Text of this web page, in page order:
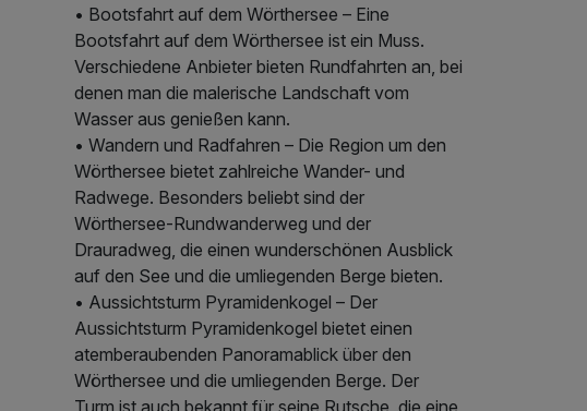
• Bootsfahrt auf dem Wörthersee – Eine
Bootsfahrt auf dem Wörthersee ist ein Muss.
Verschiedene Anbieter bieten Rundfahrten an, bei
denen man die malerische Landschaft vom
Wasser aus genießen kann.
• Wandern und Radfahren – Die Region um den
Wörthersee bietet zahlreiche Wander- und
Radwege. Besonders beliebt sind der
Wörthersee-Rundwanderweg und der
Drauradweg, die einen wunderschönen Ausblick
auf den See und die umliegenden Berge bieten.
• Aussichtsturm Pyramidenkogel – Der
Aussichtsturm Pyramidenkogel bietet einen
atemberaubenden Panoramablick über den
Wörthersee und die umliegenden Berge. Der
Turm ist auch bekannt für seine Rutsche, die eine